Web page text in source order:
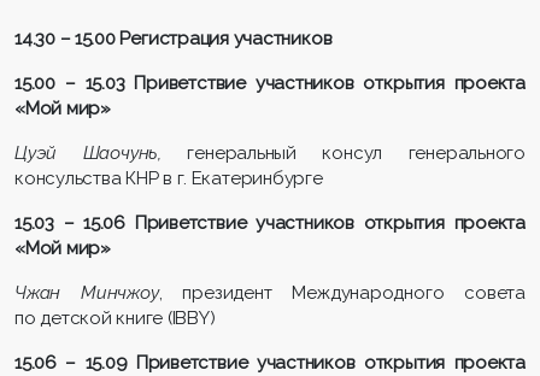
14.30 – 15.00 Регистрация участников
15.00 – 15.03 Приветствие участников открытия проекта
«Мой мир»
Цуэй Шаочунь,
генеральный консул генерального
консульства КНР в г. Екатеринбурге
15.03 – 15.06 Приветствие участников открытия проекта
«Мой мир»
Чжан Минчжоу, президент Международного совета
по детской книге (IBBY)
15.06 – 15.09 Приветствие участников открытия проекта